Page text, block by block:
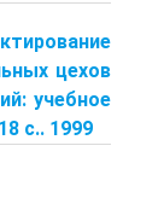
цехов
учебное
с.. 1999